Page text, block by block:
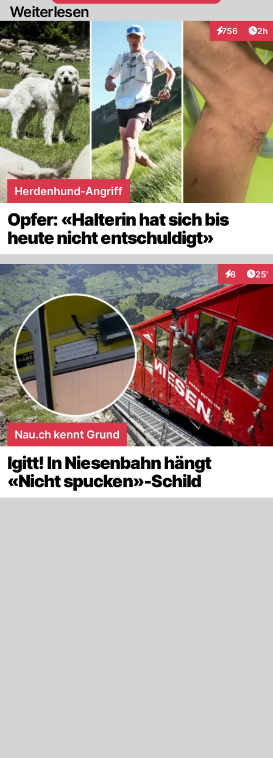
Weiterlesen
756
Interaktionen
2h
Herdenhund-Angriff
Opfer: «Halterin hat sich bis
heute nicht entschuldigt»
8 25'
Nau.ch kennt Grund
Igitt! In Niesenbahn hängt
«Nicht spucken»-Schild